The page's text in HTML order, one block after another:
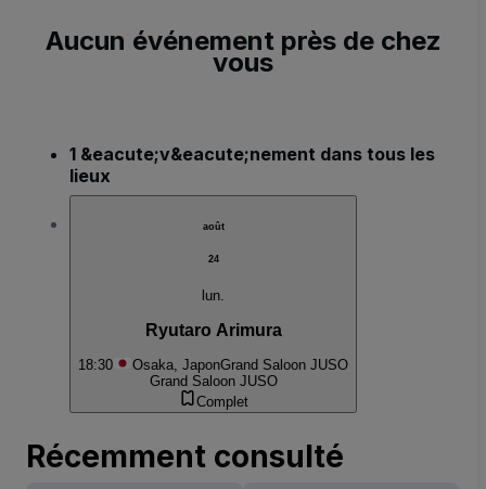
Aucun événement près de chez
vous
1 &eacute;v&eacute;nement dans tous les
lieux
août
24
lun.
Ryutaro Arimura
18:30 Osaka, JaponGrand Saloon JUSO
Grand Saloon JUSO
Complet
Récemment consulté